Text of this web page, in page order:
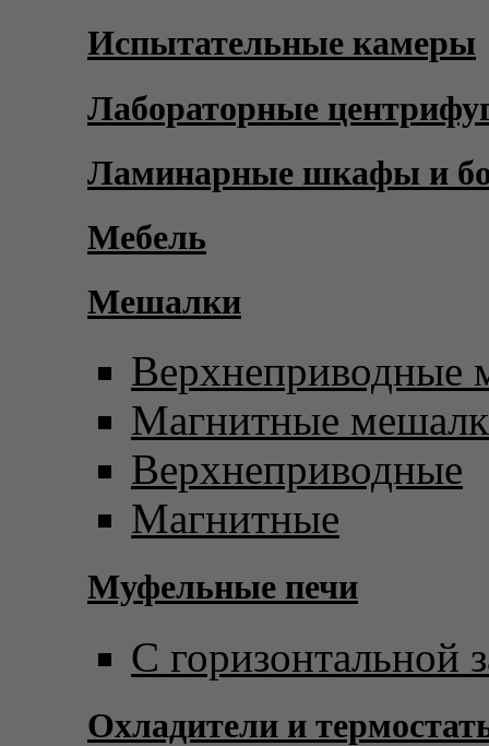
Испытательные камеры
Лабораторные
Ламинарные шкафы и
Мебель
Мешалки
Верхнеприводные
Магнитные
Верхнеприводные
Магнитные
Муфельные печи
С горизонтальной
Охладители и